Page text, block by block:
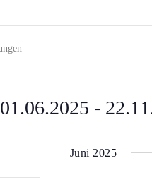
01.06.2025 -
Juni 2025